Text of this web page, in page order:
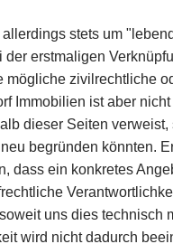
stets um
erstmaligen
mögliche zivilrechtliche
Immobilien ist aber
dieser Seiten
begründen könnten.
dass ein konkretes
uns dies technisch
wird nicht dadurch